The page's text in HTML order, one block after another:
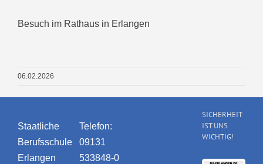
Besuch im Rathaus in Erlangen
06.02.2026
Staatliche
Berufsschule
Erlangen
Telefon:
09131
533848-0
SICHERHEIT
IST UNS
WICHTIG!